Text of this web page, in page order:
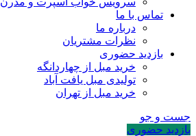
تماس با ما
درباره ما
نظرات مشتریان
بازدید حضوری
خرید مبل از چهاردانگه
تولیدی مبل یافت آباد
خرید مبل از تهران
جست و جو
بازدید حضوری